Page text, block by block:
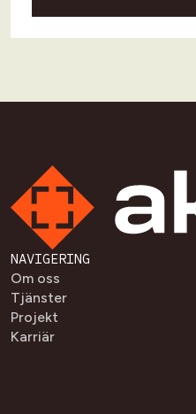
NAVIGERING
Om oss
Tjänster
Projekt
Karriär